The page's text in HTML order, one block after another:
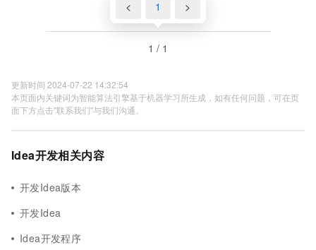
< 1 >
1 / 1
更新时间 2024-07-22 14:32:54
本页面内关键词为智能算法引擎基于机器学习所生成，如有任何问题，可在页
面下方点击"联系我们"与我们沟通。
Idea开发相关内容
开发Idea版本
开发Idea
Idea开发程序